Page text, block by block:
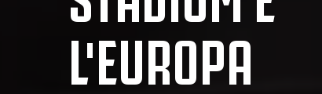
L'EUROPA